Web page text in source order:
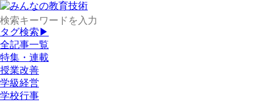
タグ検索▶
全記事一覧
特集・連載
授業改善
学級経営
学校行事